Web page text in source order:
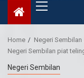
Primary
Home
Negeri Sembilan
Negeri Sembilan piat
Negeri Sembilan